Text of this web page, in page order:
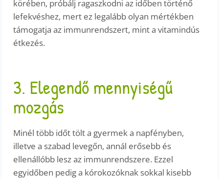
körében, próbálj ragaszkodni az időben történő
lefekvéshez, mert ez legalább olyan mértékben
támogatja az immunrendszert, mint a vitamindús
étkezés.
3. Elegendő mennyiségű
mozgás
Minél több időt tölt a gyermek a napfényben,
illetve a szabad levegőn, annál erősebb és
ellenállóbb lesz az immunrendszere. Ezzel
egyidőben pedig a kórokozóknak sokkal kisebb